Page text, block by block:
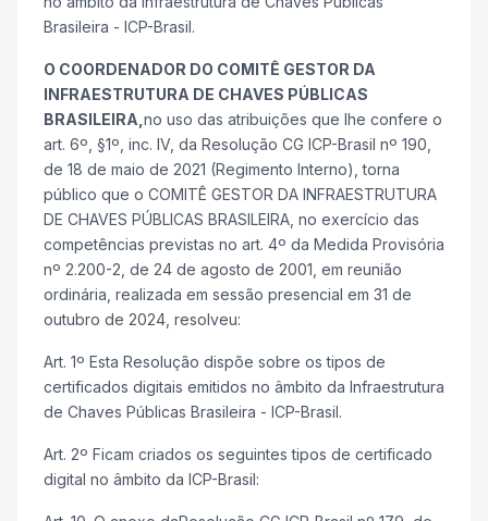
Brasileira - ICP-Brasil.
O COORDENADOR DO COMITÊ GESTOR DA
INFRAESTRUTURA DE CHAVES PÚBLICAS
BRASILEIRA, no uso das atribuições que lhe confere o
art. 6º, §1º, inc. IV, da Resolução CG ICP-Brasil nº 190,
de 18 de maio de 2021 (Regimento Interno), torna
público que o COMITÊ GESTOR DA INFRAESTRUTURA
DE CHAVES PÚBLICAS BRASILEIRA, no exercício das
competências previstas no art. 4º da Medida Provisória
nº 2.200-2, de 24 de agosto de 2001, em reunião
ordinária, realizada em sessão presencial em 31 de
outubro de 2024, resolveu:
Art. 1º Esta Resolução dispõe sobre os tipos de
certificados digitais emitidos no âmbito da Infraestrutura
de Chaves Públicas Brasileira - ICP-Brasil.
Art. 2º Ficam criados os seguintes tipos de certificado
digital no âmbito da ICP-Brasil: